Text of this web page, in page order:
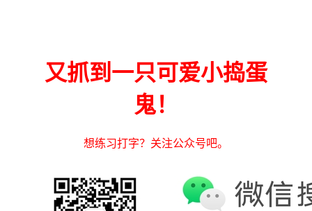
又抓到一只可爱小捣蛋
鬼！
想练习打字？关注公众号吧。